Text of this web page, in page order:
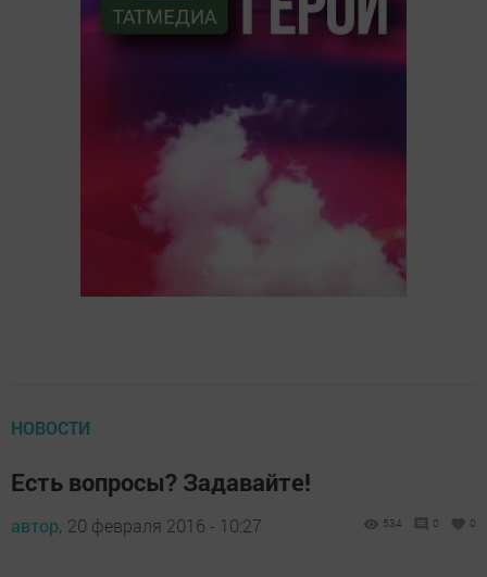
НОВОСТИ
Есть вопросы? Задавайте!
автор, 20 февраля 2016 - 10:27 534 0 0